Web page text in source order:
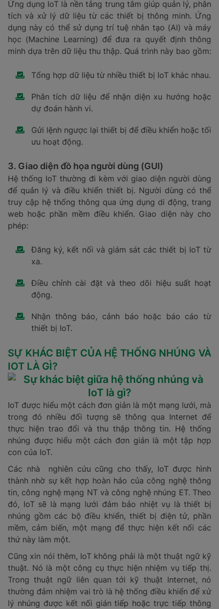
Ứng dụng IoT là nền tảng trung tâm giúp quản lý, phân
tích và xử lý dữ liệu từ các thiết bị thông minh. Ứng
dụng này có thể sử dụng trí tuệ nhân tạo (AI) và máy
học (Machine Learning) để đưa ra quyết định thông
minh dựa trên dữ liệu thu thập. Quá trình này bao gồm:
Tổng hợp dữ liệu từ nhiều thiết bị IoT khác nhau.
Phân tích dữ liệu để nhận diện xu hướng hoặc
dự đoán hành vi.
Gửi lệnh ngược lại thiết bị để điều khiển hoặc tối
ưu hoạt động.
3. Giao diện đồ họa người dùng (GUI)
Hệ thống IoT thường đi kèm với giao diện người dùng
để quản lý và điều khiển thiết bị. Người dùng có thể
truy cập hệ thống thông qua ứng dụng di động, trang
web hoặc phần mềm điều khiển. Giao diện này cho
phép:
Đăng ký, kết nối và giám sát các thiết bị IoT từ
xa.
Điều chỉnh cài đặt và theo dõi hiệu suất hoạt
động.
Nhận thông báo, cảnh báo hoặc báo cáo từ
thiết bị IoT.
SỰ KHÁC BIỆT CỦA HỆ THỐNG NHÚNG VÀ
IOT LÀ GÌ?
IoT được hiểu một cách đơn giản là một mạng lưới, mà
trong đó nhiều đối tượng sẽ thông qua Internet để
thực hiện trao đổi và thu thập thông tin. Hệ thống
nhúng được hiểu một cách đơn giản là một tập hợp
con của IoT.
Các nhà nghiên cứu cũng cho thấy, IoT được hình
thành nhờ sự kết hợp hoàn hảo của công nghệ thông
tin, công nghệ mạng NT và công nghệ nhúng ET. Theo
đó, IoT sẽ là mạng lưới đảm bảo nhiệt vụ là thiết bị
nhúng gồm các bộ điều khiển, thiết bị điện tử, phần
mềm, cảm biến, một mạng để thực hiện kết nối các
thứ này làm một.
Cũng xin nói thêm, IoT không phải là một thuật ngữ kỹ
thuật. Nó là một công cụ thực hiện nhiệm vụ tiếp thị.
Trong thuật ngữ liên quan tới kỹ thuật Internet, nó
thường đảm nhiệm vai trò là hệ thống điều khiển để xử
lý nhúng được kết nối gián tiếp hoặc trực tiếp thông